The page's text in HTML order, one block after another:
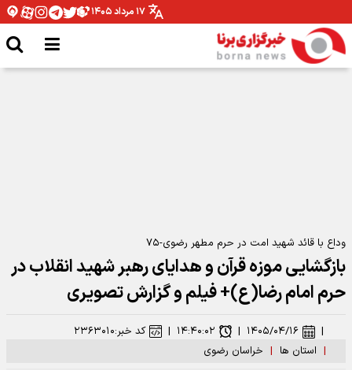
۱۷ مرداد ۱۴۰۵
وداع با قائد شهید امت در حرم مطهر رضوی-۷۵
بازگشایی موزه قرآن و هدایای رهبر شهید انقلاب در
حرم امام رضا(ع)+ فیلم و گزارش تصویری
| استان ها | خراسان رضوی
| ۱۴۰۵/۰۴/۱۶ | ۱۴:۴۰:۰۲ | کد خبر:۲۳۶۳۰۱۰